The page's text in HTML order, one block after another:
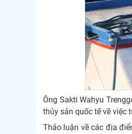
Ông Sakti Wahyu
thủy sản quốc tế về việc
Thảo luận về các địa